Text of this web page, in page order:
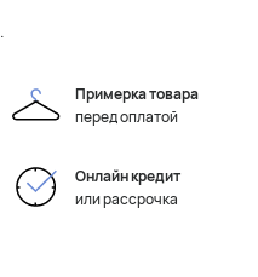
Примерка товара
перед оплатой
Онлайн кредит
или рассрочка